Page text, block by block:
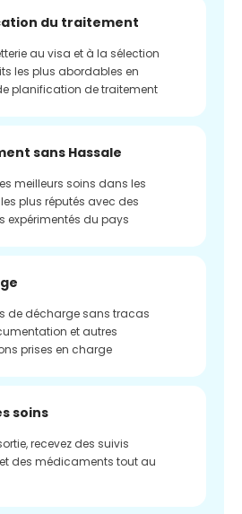
du traitement
au visa et à la sélection
les plus abordables en
planification de traitement
sans Hassale
meilleurs soins dans les
plus réputés avec des
expérimentés du pays
de décharge sans tracas
et autres
prises en charge
soins
recevez des suivis
des médicaments tout au